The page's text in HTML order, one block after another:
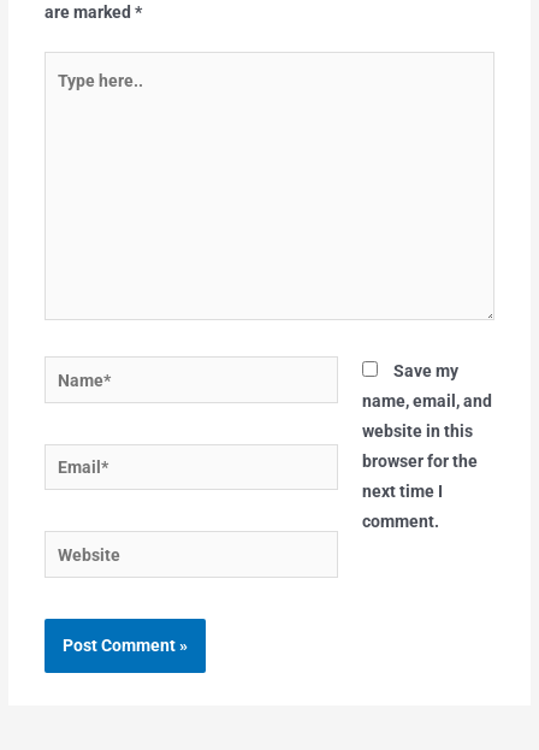
are marked *
here..
Name*
Email*
Website
Save my
name, email, and
website in this
browser for the
next time I
comment.